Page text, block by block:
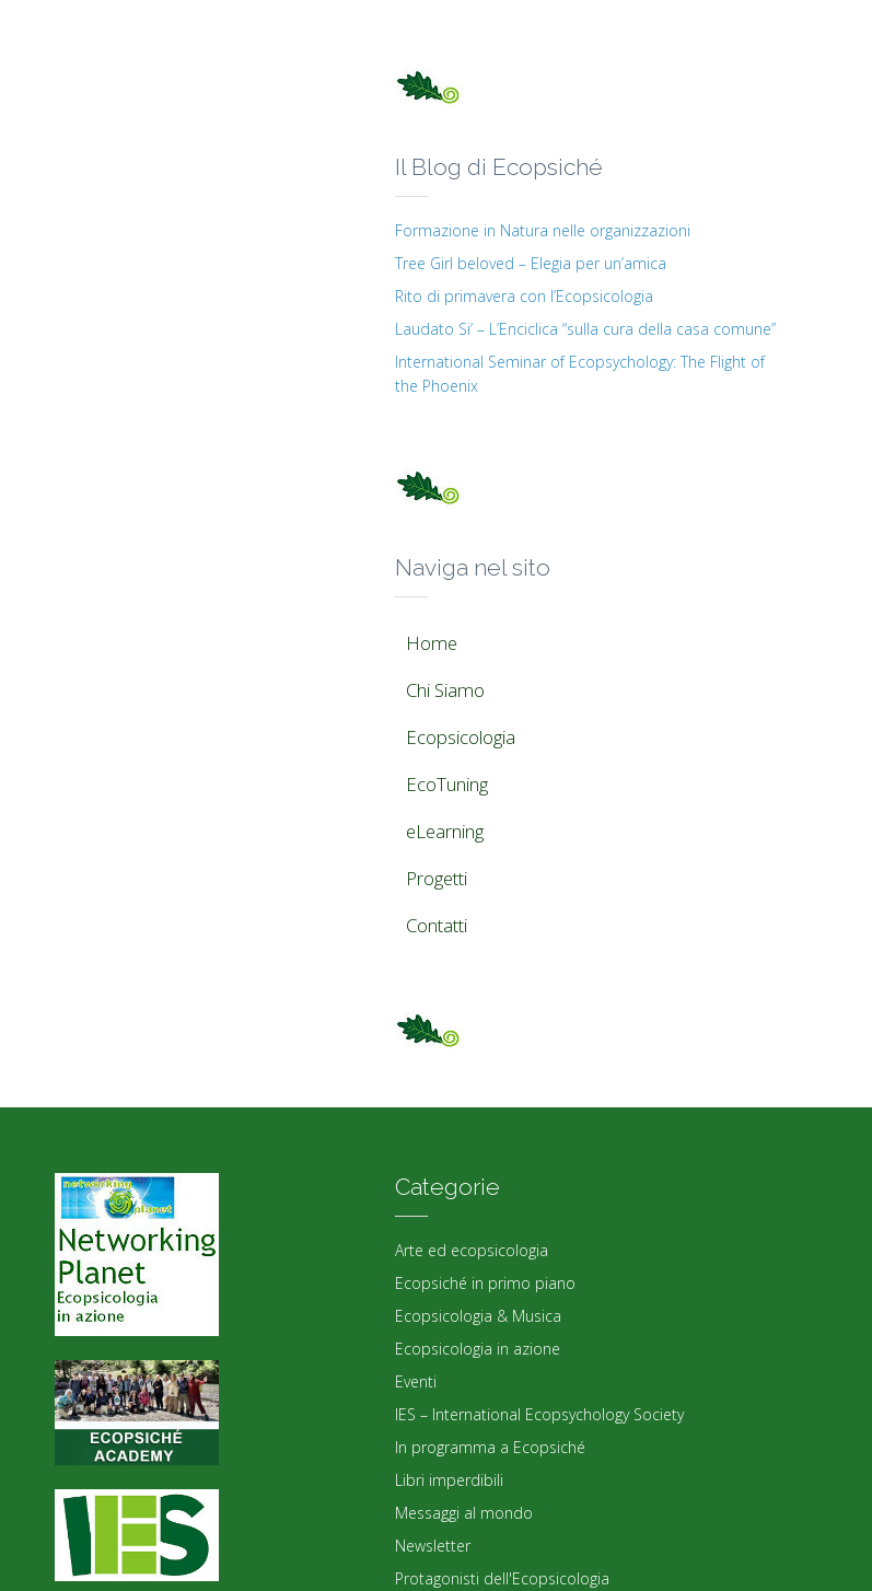
Il Blog di Ecopsiché
Formazione in Natura nelle organizzazioni
Tree Girl beloved – Elegia per un’amica
Rito di primavera con l’Ecopsicologia
Laudato Si’ – L’Enciclica “sulla cura della casa comune”
International Seminar of Ecopsychology: The Flight of
the Phoenix
Naviga nel sito
Home
Chi Siamo
Ecopsicologia
EcoTuning
eLearning
Progetti
Contatti
Categorie
Arte ed ecopsicologia
Ecopsiché in primo piano
Ecopsicologia & Musica
Ecopsicologia in azione
Eventi
IES – International Ecopsychology Society
In programma a Ecopsiché
Libri imperdibili
Messaggi al mondo
Newsletter
Protagonisti dell'Ecopsicologia